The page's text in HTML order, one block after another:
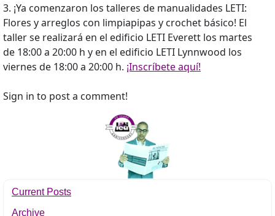
3. ¡Ya comenzaron los talleres de manualidades LETI:
Flores y arreglos con limpiapipas y crochet básico! El
taller se realizará en el edificio LETI Everett los martes
de 18:00 a 20:00 h y en el edificio LETI Lynnwood los
viernes de 18:00 a 20:00 h. ¡Inscríbete aquí!
Sign in to post a comment!
Current Posts
Archive